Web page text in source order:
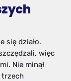
się działo.
więc
Nie minął
trzech